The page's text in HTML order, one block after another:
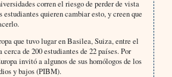
corren el riesgo de perder de vista
quieren cambiar esto, y creen que
que tuvo lugar en Basilea, Suiza, entre el
de 200 estudiantes de 22 países. Por
invitó a algunos de sus homólogos de los
y bajos (PIBM).